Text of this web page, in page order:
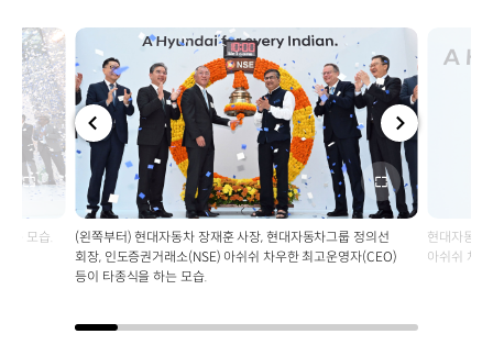
전체
화면
는 모습.
전체
화면
(왼쪽부터) 현대자동차 장재훈 사장, 현대자동차그룹 정의선
회장, 인도증권거래소(NSE) 아쉬쉬 차우한 최고운영자(CEO)
등이 타종식을 하는 모습.
현대자동차
아쉬쉬 차